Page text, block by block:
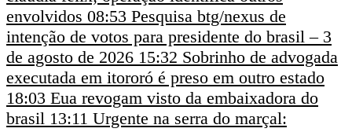
envolvidos 08:53 Pesquisa btg/nexus de
intenção de votos para presidente do brasil – 3
de agosto de 2026 15:32 Sobrinho de advogada
executada em itororó é preso em outro estado
18:03 Eua revogam visto da embaixadora do
brasil 13:11 Urgente na serra do marçal: